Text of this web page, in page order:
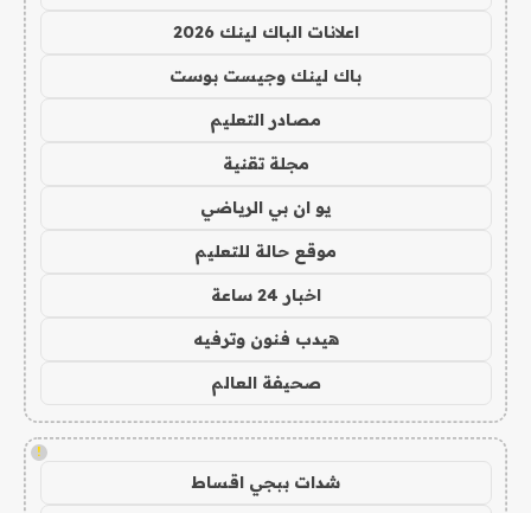
اعلانات الباك لينك 2026
باك لينك وجيست بوست
مصادر التعليم
مجلة تقنية
يو ان بي الرياضي
موقع حالة للتعليم
اخبار 24 ساعة
هيدب فنون وترفيه
صحيفة العالم
!
شدات ببجي اقساط